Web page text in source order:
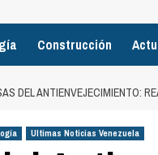
Construcción
DEL ANTIENVEJECIMIENTO:
Ultimas Noticias Venezuela